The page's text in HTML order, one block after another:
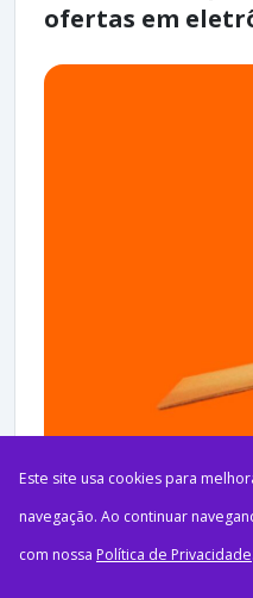
ofertas em
ago62026Itaú O Itaú Shop
Este site usa cookies para
navegação. Ao continuar
com nossa Política de Privacidade